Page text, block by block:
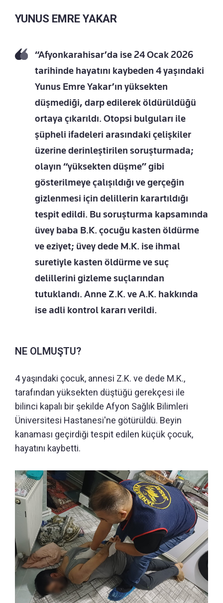
YUNUS EMRE YAKAR
“Afyonkarahisar’da ise 24 Ocak 2026
tarihinde hayatını kaybeden 4 yaşındaki
Yunus Emre Yakar’ın yüksekten
düşmediği, darp edilerek öldürüldüğü
ortaya çıkarıldı. Otopsi bulguları ile
şüpheli ifadeleri arasındaki çelişkiler
üzerine derinleştirilen soruşturmada;
olayın “yüksekten düşme” gibi
gösterilmeye çalışıldığı ve gerçeğin
gizlenmesi için delillerin karartıldığı
tespit edildi. Bu soruşturma kapsamında
üvey baba B.K. çocuğu kasten öldürme
ve eziyet; üvey dede M.K. ise ihmal
suretiyle kasten öldürme ve suç
delillerini gizleme suçlarından
tutuklandı. Anne Z.K. ve A.K. hakkında
ise adli kontrol kararı verildi.
NE OLMUŞTU?
4 yaşındaki çocuk, annesi Z.K. ve dede M.K.,
tarafından yüksekten düştüğü gerekçesi ile
bilinci kapalı bir şekilde Afyon Sağlık Bilimleri
Üniversitesi Hastanesi'ne götürüldü. Beyin
kanaması geçirdiği tespit edilen küçük çocuk,
hayatını kaybetti.